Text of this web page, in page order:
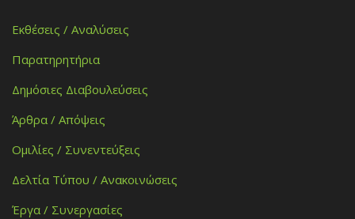
Εκθέσεις / Αναλύσεις
Παρατηρητήρια
Δημόσιες Διαβουλεύσεις
Άρθρα / Απόψεις
Ομιλίες / Συνεντεύξεις
Δελτία Τύπου / Ανακοινώσεις
Έργα / Συνεργασίες